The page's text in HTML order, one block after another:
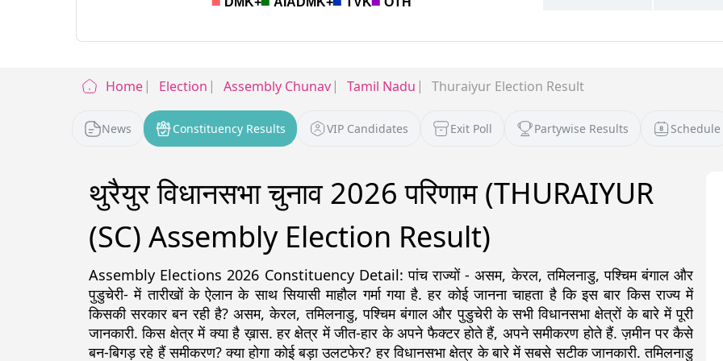
Home Election Assembly Chunav Tamil Nadu Thuraiyur Election Result
News Constituency Results VIP Candidates Exit Poll Partywise Results Schedule
थुरैयुर विधानसभा चुनाव 2026 परिणाम (THURAIYUR
(SC) Assembly Election Result)
Assembly Elections 2026 Constituency Detail: पांच राज्यों - असम, केरल, तमिलनाडु, पश्चिम बंगाल और
पुडुचेरी- में तारीखों के ऐलान के साथ सियासी माहौल गर्मा गया है. हर कोई जानना चाहता है कि इस बार किस राज्य में
किसकी सरकार बन रही है? असम, केरल, तमिलनाडु, पश्चिम बंगाल और पुडुचेरी के सभी विधानसभा क्षेत्रों के बारे में पूरी
जानकारी. किस क्षेत्र में क्या है ख़ास. हर क्षेत्र में जीत-हार के अपने फैक्टर होते हैं, अपने समीकरण होते हैं. ज़मीन पर कैसे
बन-बिगड़ रहे हैं समीकरण? क्या होगा कोई बड़ा उलटफेर? हर विधानसभा क्षेत्र के बारे में सबसे सटीक जानकारी. तमिलनाडु